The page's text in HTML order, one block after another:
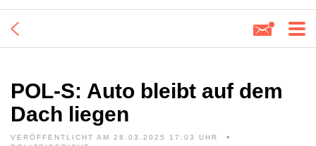
POL-S: Auto bleibt auf dem
Dach liegen
VERÖFFENTLICHT AM 28.03.2025 17:03 UHR